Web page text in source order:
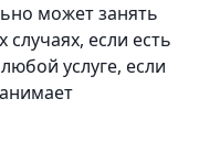
может занять
если есть
услуге, если